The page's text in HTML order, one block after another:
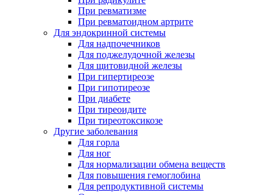
При ревматизме
При ревматоидном артрите
Для эндокринной системы
Для надпочечников
Для поджелудочной железы
Для щитовидной железы
При гипертиреозе
При гипотиреозе
При диабете
При тиреоидите
При тиреотоксикозе
Другие заболевания
Для горла
Для ног
Для нормализации обмена веществ
Для повышения гемоглобина
Для репродуктивной системы